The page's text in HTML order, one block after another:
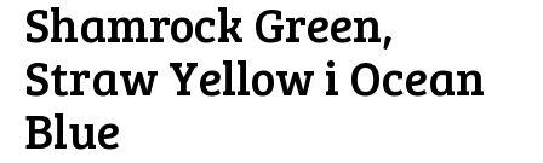
Shamrock Green,
Straw Yellow i Ocean
Blue